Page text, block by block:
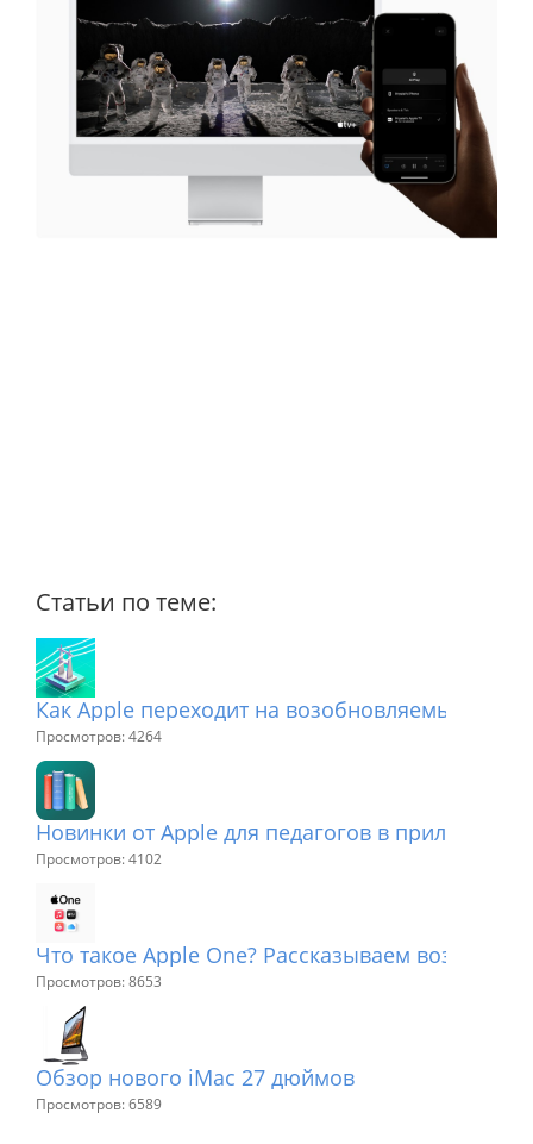
Статьи по теме:
Как Apple переходит на возобновляемые
Просмотров: 4264
Новинки от Apple для педагогов в
Просмотров: 4102
Что такое Apple One? Рассказываем
Просмотров: 8653
Обзор нового iMac 27 дюймов
Просмотров: 6589